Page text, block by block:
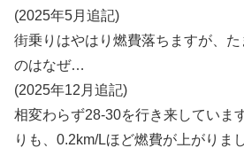
(2025年5月追記)
街乗りはやはり燃費落ちますが、
のはなぜ…
(2025年12月追記)
相変わらず28-30を行き来していま
りも、0.2km/Lほど燃費が上がりま